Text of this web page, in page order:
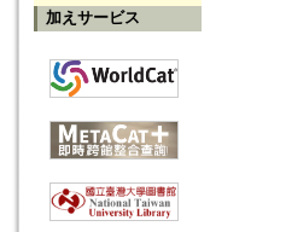
加えサービス